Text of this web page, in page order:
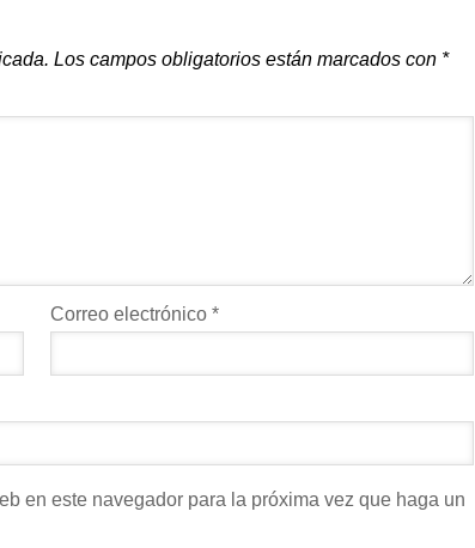
Los campos obligatorios están marcados con *
Correo electrónico *
en este navegador para la próxima vez que haga un